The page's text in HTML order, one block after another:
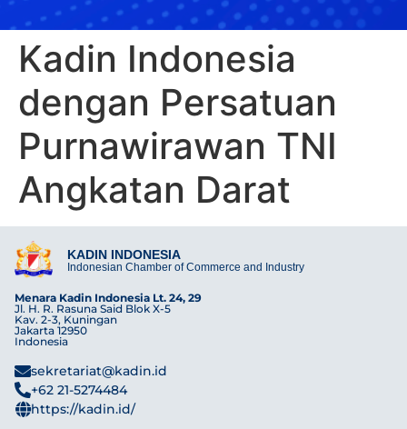
Kadin Indonesia
dengan Persatuan
Purnawirawan TNI
Angkatan Darat
KADIN INDONESIA
Indonesian Chamber of Commerce and Industry
Menara Kadin Indonesia Lt. 24, 29
Jl. H. R. Rasuna Said Blok X-5
Kav. 2-3, Kuningan
Jakarta 12950
Indonesia
sekretariat@kadin.id
+62 21-5274484
https://kadin.id/